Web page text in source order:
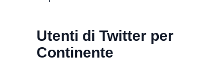
Utenti di Twitter per
Continente